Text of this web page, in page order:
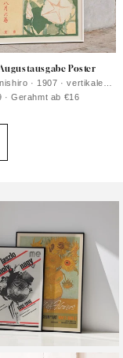
Poster
· 1907 · vertikales
mit roten
· Gerahmt ab €16